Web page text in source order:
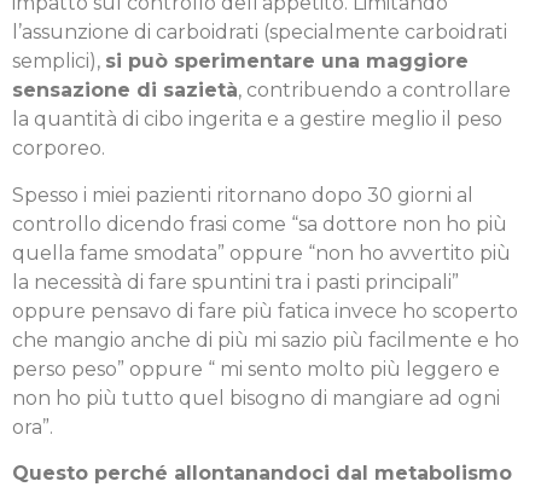
l’assunzione di carboidrati (specialmente carboidrati
semplici), si può sperimentare una maggiore
sensazione di sazietà, contribuendo a controllare
la quantità di cibo ingerita e a gestire meglio il peso
corporeo.
Spesso i miei pazienti ritornano dopo 30 giorni al
controllo dicendo frasi come “sa dottore non ho più
quella fame smodata” oppure “non ho avvertito più
la necessità di fare spuntini tra i pasti principali”
oppure pensavo di fare più fatica invece ho scoperto
che mangio anche di più mi sazio più facilmente e ho
perso peso” oppure “ mi sento molto più leggero e
non ho più tutto quel bisogno di mangiare ad ogni
ora”.
Questo perché allontanandoci dal metabolismo